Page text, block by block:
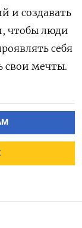
и создавать
чтобы люди
себя
свои мечты.